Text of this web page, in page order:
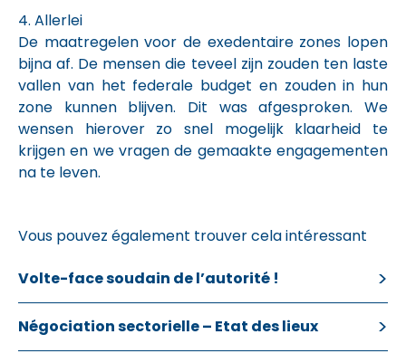
4. Allerlei
De maatregelen voor de exedentaire zones lopen
bijna af. De mensen die teveel zijn zouden ten laste
vallen van het federale budget en zouden in hun
zone kunnen blijven. Dit was afgesproken. We
wensen hierover zo snel mogelijk klaarheid te
krijgen en we vragen de gemaakte engagementen
na te leven.
Vous pouvez également trouver cela intéressant
Volte-face soudain de l’autorité !
Négociation sectorielle – Etat des lieux